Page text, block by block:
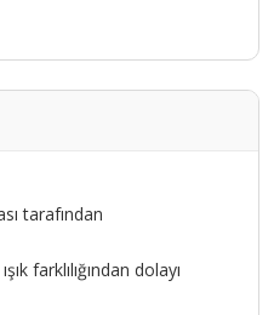
tarafından
farklılığından dolayı